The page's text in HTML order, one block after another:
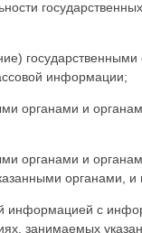
информации;
органами и
органами и
органами, и
информацией с
занимаемых